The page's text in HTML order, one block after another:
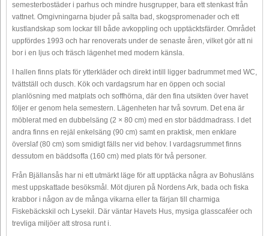
semesterbostäder i parhus och mindre husgrupper, bara ett stenkast från
vattnet. Omgivningarna bjuder på salta bad, skogspromenader och ett
kustlandskap som lockar till både avkoppling och upptäcktsfärder. Området
uppfördes 1993 och har renoverats under de senaste åren, vilket gör att ni
bor i en ljus och fräsch lägenhet med modern känsla.
I hallen finns plats för ytterkläder och direkt intill ligger badrummet med WC,
tvättställ och dusch. Kök och vardagsrum har en öppen och social
planlösning med matplats och soffhörna, där den fina utsikten över havet
följer er genom hela semestern. Lägenheten har två sovrum. Det ena är
möblerat med en dubbelsäng (2 × 80 cm) med en stor bäddmadrass. I det
andra finns en rejäl enkelsäng (90 cm) samt en praktisk, men enklare
överslaf (80 cm) som smidigt fälls ner vid behov. I vardagsrummet finns
dessutom en bäddsoffa (160 cm) med plats för två personer.
Från Bjällansås har ni ett utmärkt läge för att upptäcka några av Bohusläns
mest uppskattade besöksmål. Möt djuren på Nordens Ark, bada och fiska
krabbor i någon av de många vikarna eller ta färjan till charmiga
Fiskebäckskil och Lysekil. Där väntar Havets Hus, mysiga glasscaféer och
trevliga miljöer att strosa runt i.